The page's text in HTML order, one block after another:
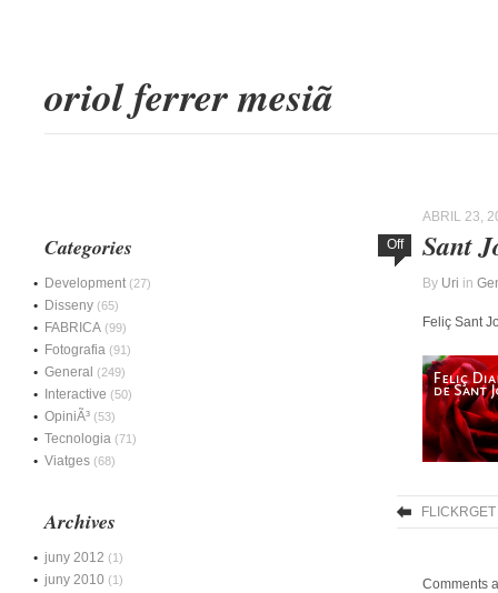
oriol ferrer mesiã
ABRIL 23,
Off
Sant
By Uri in
Feliç Sant
FLICKRGET
Comments
Categories
Development (27)
Disseny (65)
FABRICA (99)
Fotografia (91)
General (249)
Interactive (50)
OpiniÃ³ (53)
Tecnologia (71)
Viatges (68)
Archives
juny 2012 (1)
juny 2010 (1)